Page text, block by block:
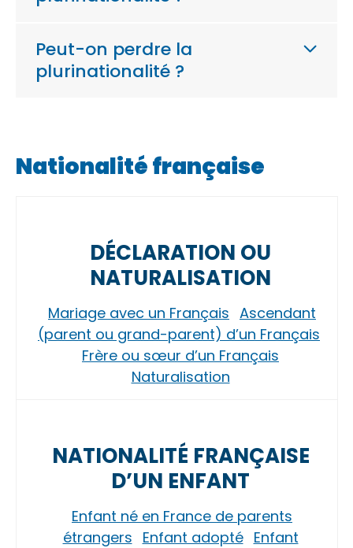
Peut-on perdre la
plurinationalité ?
Nationalité française
DÉCLARATION OU
NATURALISATION
Mariage avec un Français Ascendant
(parent ou grand-parent) d’un Français
Frère ou sœur d’un Français
Naturalisation
NATIONALITÉ FRANÇAISE
D’UN ENFANT
Enfant né en France de parents
étrangers Enfant adopté Enfant